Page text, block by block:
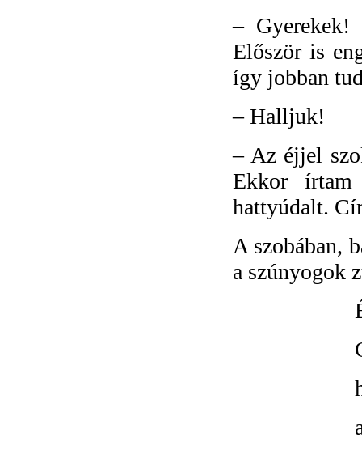
–
Először is
így jobban
–Halljuk!
– Az éjjel
Ekkor írtam
hattyúdalt.
A szobában,
a szúnyogok